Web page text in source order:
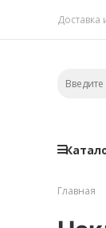
Доставка
Главная